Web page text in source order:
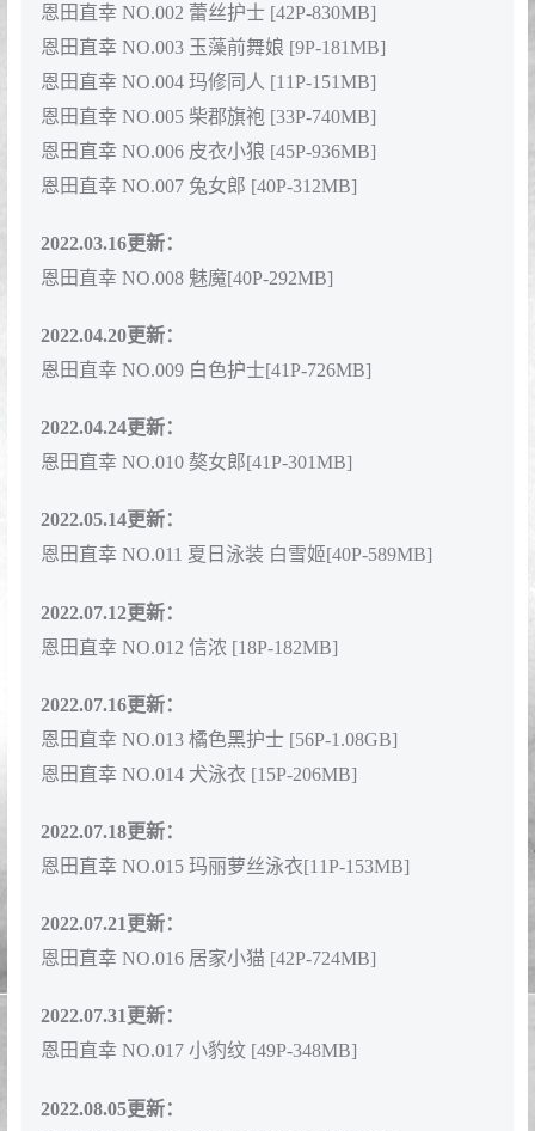
恩田直幸 NO.002 蕾丝护士 [42P-830MB]
恩田直幸 NO.003 玉藻前舞娘 [9P-181MB]
恩田直幸 NO.004 玛修同人 [11P-151MB]
恩田直幸 NO.005 柴郡旗袍 [33P-740MB]
恩田直幸 NO.006 皮衣小狼 [45P-936MB]
恩田直幸 NO.007 兔女郎 [40P-312MB]
2022.03.16更新：
恩田直幸 NO.008 魅魔[40P-292MB]
2022.04.20更新：
恩田直幸 NO.009 白色护士[41P-726MB]
2022.04.24更新：
恩田直幸 NO.010 獒女郎[41P-301MB]
2022.05.14更新：
恩田直幸 NO.011 夏日泳装 白雪姬[40P-589MB]
2022.07.12更新：
恩田直幸 NO.012 信浓 [18P-182MB]
2022.07.16更新：
恩田直幸 NO.013 橘色黑护士 [56P-1.08GB]
恩田直幸 NO.014 犬泳衣 [15P-206MB]
2022.07.18更新：
恩田直幸 NO.015 玛丽萝丝泳衣[11P-153MB]
2022.07.21更新：
恩田直幸 NO.016 居家小猫 [42P-724MB]
2022.07.31更新：
恩田直幸 NO.017 小豹纹 [49P-348MB]
2022.08.05更新：